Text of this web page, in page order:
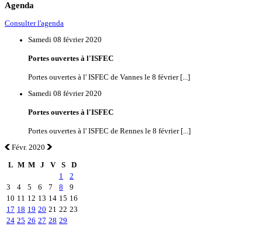
Agenda
Consulter l'agenda
Samedi 08 février 2020
Portes ouvertes à l'ISFEC
Portes ouvertes à l' ISFEC de Vannes le 8 février [...]
Samedi 08 février 2020
Portes ouvertes à l'ISFEC
Portes ouvertes à l' ISFEC de Rennes le 8 février [...]
Févr. 2020
L M M J V S
D
1
2
3
4 5 6 7 8
9
10 11 12 13 14 15 16
17 18 19 20 21 22 23
24 25 26 27 28 29